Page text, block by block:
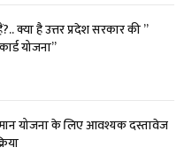
क्या है उत्तर प्रदेश सरकार की ”
योजना”
योजना के लिए आवश्यक दस्तावेज